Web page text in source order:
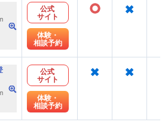
公式
サイト
体験・
相談予約
○ ×
公式
サイト
体験・
相談予約
× ×